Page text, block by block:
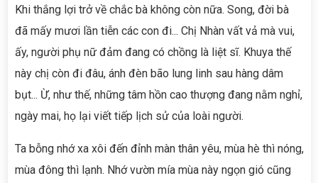
Khi thắng lợi trở về chắc bà không còn nữa. Song, đời bà
đã mấy mươi lần tiễn các con đi... Chị Nhàn vất vả mà vui,
ấy, người phụ nữ đảm đang có chồng là liệt sĩ. Khuya thế
này chị còn đi đâu, ánh đèn bão lung linh sau hàng dâm
bụt... Ừ, như thế, những tâm hồn cao thượng đang nằm nghỉ,
ngày mai, họ lại viết tiếp lịch sử của loài người.
Ta bỗng nhớ xa xôi đến đỉnh màn thân yêu, mùa hè thì nóng,
mùa đông thì lạnh. Nhớ vườn mía mùa này ngọn gió cũng